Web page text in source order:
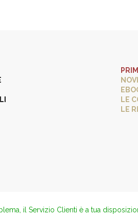
LE
LE
il Servizio Clienti è a tua